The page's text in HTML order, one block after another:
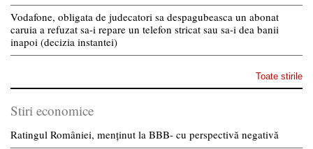
Vodafone, obligata de judecatori sa despagubeasca un abonat
caruia a refuzat sa-i repare un telefon stricat sau sa-i dea banii
inapoi (decizia instantei)
Toate stirile
Stiri economice
Ratingul României, menținut la BBB- cu perspectivă negativă